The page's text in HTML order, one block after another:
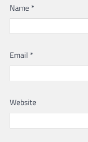
Name *
Email *
Website